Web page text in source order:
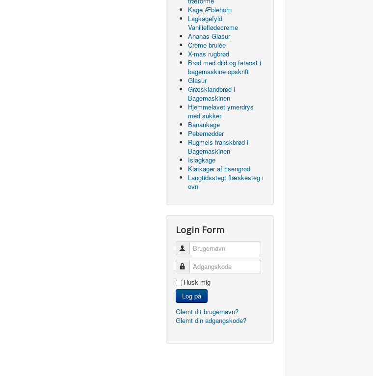
Kage Æblehorn
Lagkagefyld
Vanilieflødecreme
Ananas Glasur
Crème brulée
X-mas rugbrød
Brød med dild og fetaost i
bagemaskine opskrift
Glasur
Græsklandbrød i
Bagemaskinen
Hjemmelavet ymerdrys
med sukker
Banankage
Pebernødder
Rugmels franskbrød i
Bagemaskinen
Islagkage
Klatkager af risengrød
Langtidsstegt flæskesteg i
ovn
Login Form
Brugernavn
Adgangskode
Husk mig
Log på
Glemt dit brugernavn?
Glemt din adgangskode?